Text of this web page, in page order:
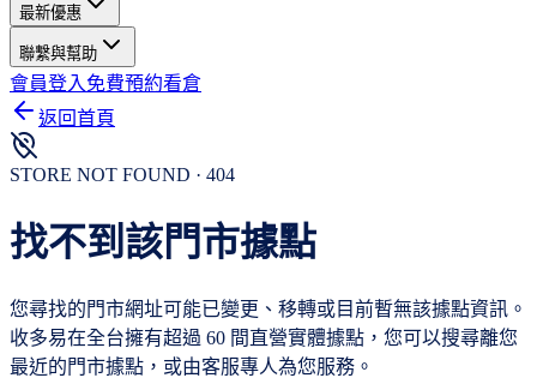
最新優惠
聯繫與幫助
會員登入 免費預約看倉
返回首頁
STORE NOT FOUND · 404
找不到該門市據點
您尋找的門市網址可能已變更、移轉或目前暫無該據點資訊。
收多易在全台擁有超過 60 間直營實體據點，您可以搜尋離您
最近的門市據點，或由客服專人為您服務。